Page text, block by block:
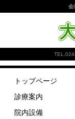
大竹歯
会
TEL.
トップページ
診療案内
院内設備